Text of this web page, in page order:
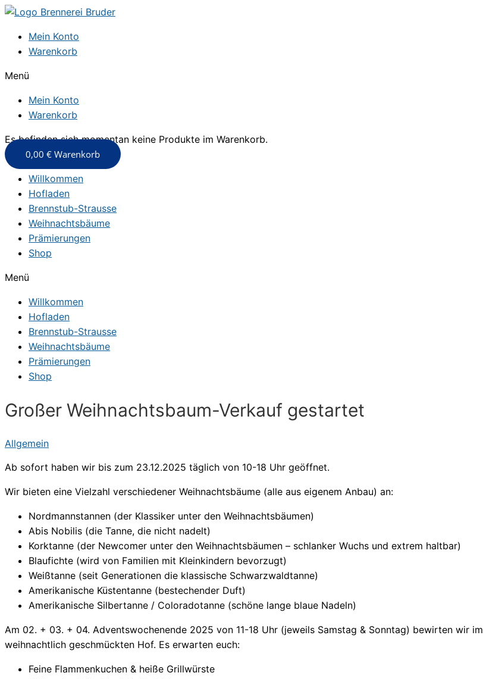
Zum
springenMein Konto
Warenkorb
Menü
Mein Konto
Warenkorb
Es befinden sich momentan keine Produkte im Warenkorb.
0,00 € Warenkorb
Willkommen
Hofladen
Brennstub-Strausse
Weihnachtsbäume
Prämierungen
Shop
Menü
Willkommen
Hofladen
Brennstub-Strausse
Weihnachtsbäume
Prämierungen
Shop
Großer Weihnachtsbaum-Verkauf gestartet
Allgemein
Ab sofort haben wir bis zum 23.12.2025 täglich von 10-18 Uhr geöffnet.
Wir bieten eine Vielzahl verschiedener Weihnachtsbäume (alle aus eigenem Anbau) an:
Nordmannstannen (der Klassiker unter den Weihnachtsbäumen)
Abis Nobilis (die Tanne, die nicht nadelt)
Korktanne (der Newcomer unter den Weihnachtsbäumen – schlanker Wuchs und extrem haltbar)
Blaufichte (wird von Familien mit Kleinkindern bevorzugt)
Weißtanne (seit Generationen die klassische Schwarzwaldtanne)
Amerikanische Küstentanne (bestechender Duft)
Amerikanische Silbertanne / Coloradotanne (schöne lange blaue Nadeln)
Am 02. + 03. + 04. Adventswochenende 2025 von 11-18 Uhr (jeweils Samstag & Sonntag) bewirten wir im
weihnachtlich geschmückten Hof. Es erwarten euch:
Feine Flammenkuchen & heiße Grillwürste